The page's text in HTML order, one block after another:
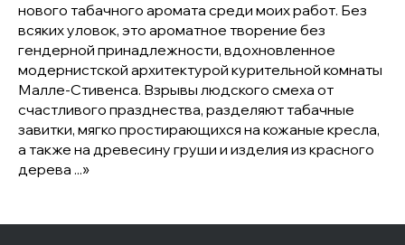
нового табачного аромата среди моих работ. Без
всяких уловок, это ароматное творение без
гендерной принадлежности, вдохновленное
модернистской архитектурой курительной комнаты
Малле-Стивенса. Взрывы людского смеха от
счастливого празднества, разделяют табачные
завитки, мягко простирающихся на кожаные кресла,
а также на древесину груши и изделия из красного
дерева ...»